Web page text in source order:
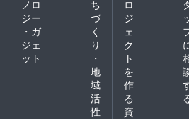
ノロ
ジー
・ガ
ジェ
ット
ち
づ
く
り
・
地
域
活
性
ロ
ジ
ェ
ク
ト
を
作
る
資